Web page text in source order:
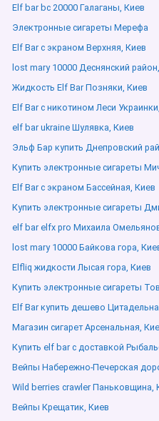
Elf bar bc 20000 Галаганы, Киев
Электронные сигареты Мерефа
Elf Bar с экраном Верхняя, Киев
lost mary 10000 Деснянский
Жидкость Elf Bar Позняки, Киев
Elf Bar с никотином Леси
elf bar ukraine Шулявка, Киев
Эльф Бар купить Днепровский
Купить электронные сигареты
Elf Bar с экраном Бассейная, Киев
Купить электронные сигареты
elf bar elfx pro Михаила
lost mary 10000 Байкова гора,
Elfliq жидкости Лысая гора, Киев
Купить электронные сигареты
Elf Bar купить дешево
Магазин сигарет Арсенальная,
Купить elf bar с доставкой
Вейпы Набережно-Печерская
Wild berries crawler Паньковщина,
Вейпы Крещатик, Киев